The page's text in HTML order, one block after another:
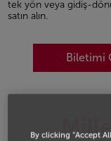
tek yön veya gidiş-
satın alın.
Biletimi
By clicking “Accept